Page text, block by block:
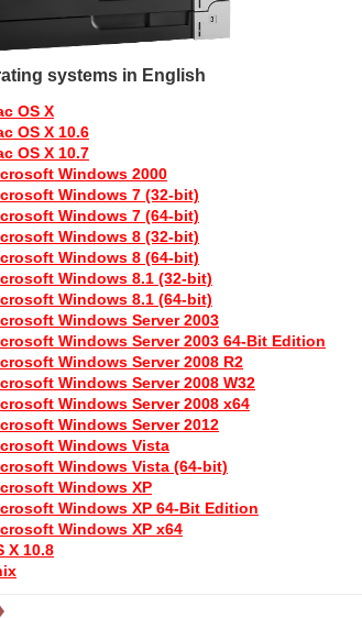
systems in English
OS X
OS X 10.6
OS X 10.7
Windows 2000
Windows 7 (32-bit)
Windows 7 (64-bit)
Windows 8 (32-bit)
Windows 8 (64-bit)
Windows 8.1 (32-bit)
Windows 8.1 (64-bit)
Windows Server 2003
Windows Server 2003 64-Bit Edition
Windows Server 2008 R2
Windows Server 2008 W32
Windows Server 2008 x64
Windows Server 2012
Windows Vista
Windows Vista (64-bit)
Windows XP
Windows XP 64-Bit Edition
Windows XP x64
X 10.8